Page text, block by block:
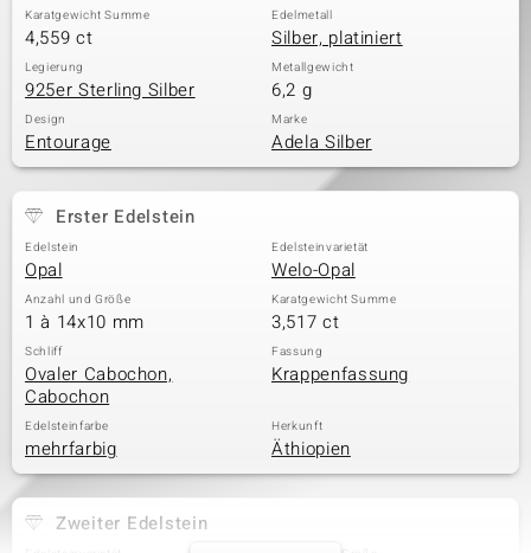
Classics
Karatgewicht Summe
4,559 ct
Edelmetall
Silber, platiniert
Legierung
925er Sterling Silber
Metallgewicht
6,2 g
Design
Entourage
Marke
Adela Silber
Erster Edelstein
Edelstein
Opal
Edelsteinvarietät
Welo-Opal
Anzahl und Größe
1 à 14x10 mm
Karatgewicht Summe
3,517 ct
Schliff
Ovaler Cabochon,
Cabochon
Fassung
Krappenfassung
Edelsteinfarbe
mehrfarbig
Herkunft
Äthiopien
Zweiter Edelstein